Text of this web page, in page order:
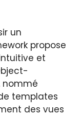
un
propose
et
nommé
templates
des vues